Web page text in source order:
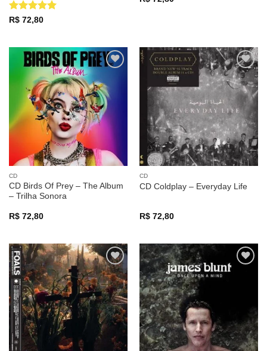
Avaliação
R$72,80
a lista de
desejos
CD
CD Birds Of Prey – The Album
– Trilha Sonora
R$72,80
Adicionar
a lista de
desejos
CD
CD Coldplay – Everyday Life
R$72,80
Adicionar
a lista de
desejos
Adicionar